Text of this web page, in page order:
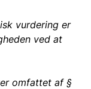
vurdering er
ved at
omfattet af §